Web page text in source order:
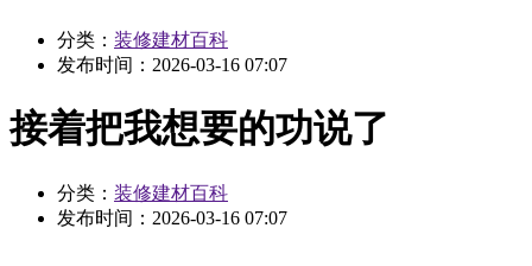
分类： 装修建材百科
发布时间： 2026-03-16 07:07
接着把我想要的功说了
分类： 装修建材百科
发布时间： 2026-03-16 07:07